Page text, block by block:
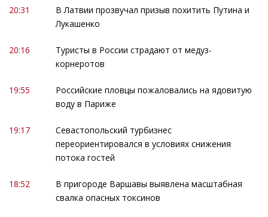
20:31
В Латвии прозвучал призыв похитить Путина и
Лукашенко
20:16
Туристы в России страдают от медуз-
корнеротов
19:55
Российские пловцы пожаловались на ядовитую
воду в Париже
19:17
Севастопольский турбизнес
переориентировался в условиях снижения
потока гостей
18:52
В пригороде Варшавы выявлена масштабная
свалка опасных токсинов